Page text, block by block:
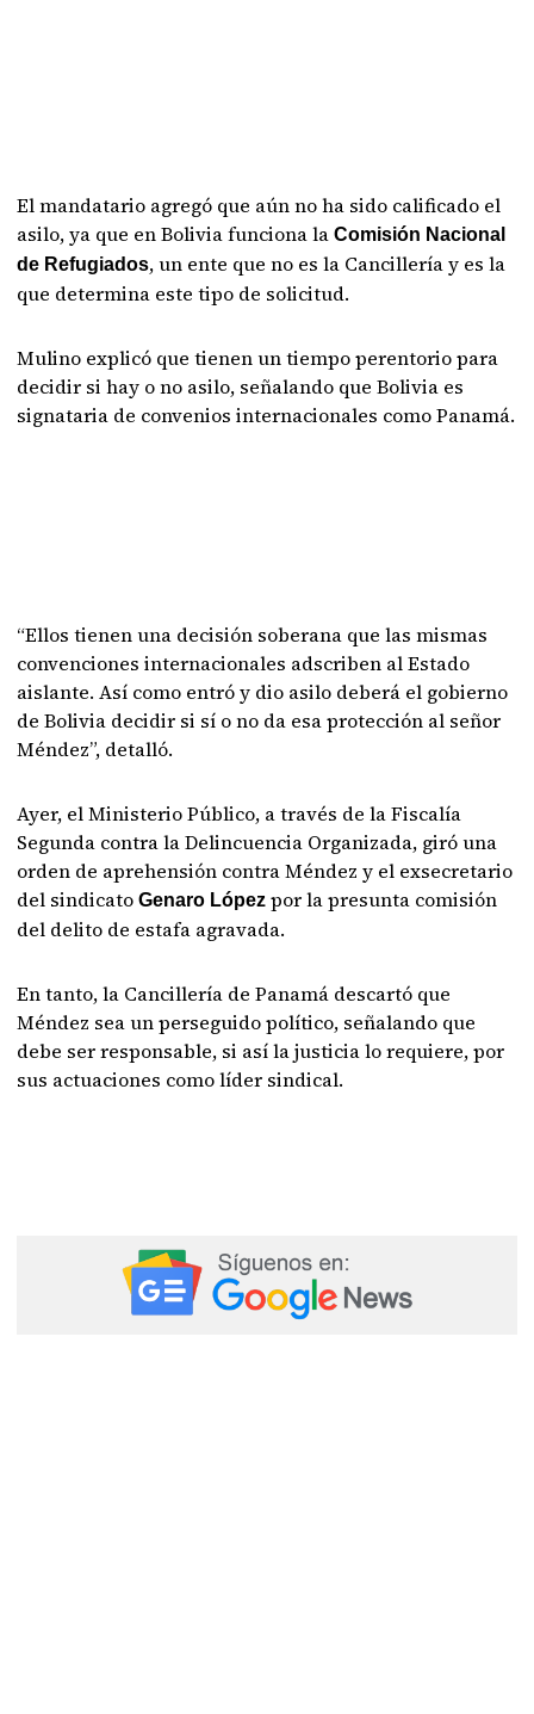
El mandatario agregó que aún no ha sido calificado el
asilo, ya que en Bolivia funciona la Comisión Nacional
de Refugiados, un ente que no es la Cancillería y es la
que determina este tipo de solicitud.
Mulino explicó que tienen un tiempo perentorio para
decidir si hay o no asilo, señalando que Bolivia es
signataria de convenios internacionales como Panamá.
“Ellos tienen una decisión soberana que las mismas
convenciones internacionales adscriben al Estado
aislante. Así como entró y dio asilo deberá el gobierno
de Bolivia decidir si sí o no da esa protección al señor
Méndez”, detalló.
Ayer, el Ministerio Público, a través de la Fiscalía
Segunda contra la Delincuencia Organizada, giró una
orden de aprehensión contra Méndez y el exsecretario
del sindicato Genaro López por la presunta comisión
del delito de estafa agravada.
En tanto, la Cancillería de Panamá descartó que
Méndez sea un perseguido político, señalando que
debe ser responsable, si así la justicia lo requiere, por
sus actuaciones como líder sindical.